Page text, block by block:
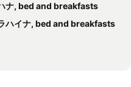
ナ, bed and breakfasts
ハイナ, bed and breakfasts